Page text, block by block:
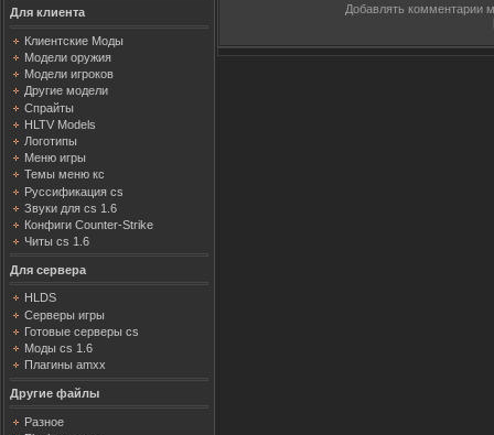
Для клиента
Клиентские Моды
Модели оружия
Модели игроков
Другие модели
Спрайты
HLTV Models
Логотипы
Меню игры
Темы меню кс
Руссификация cs
Звуки для cs 1.6
Конфиги Counter-Strike
Читы cs 1.6
Для сервера
HLDS
Серверы игры
Готовые серверы cs
Моды cs 1.6
Плагины amxx
Другие файлы
Разное
Добавлять комментарии